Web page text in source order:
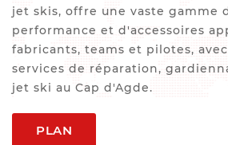
jet skis, offre une vaste gamme
performance et d'accessoires
fabricants, teams et pilotes,
services de réparation,
jet ski au Cap d'Agde.
PLAN